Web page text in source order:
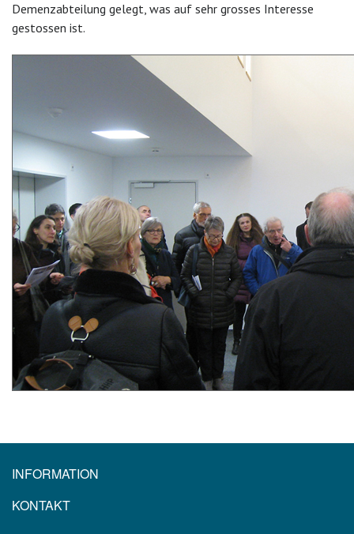
Demenzabteilung gelegt, was auf sehr grosses Interesse
gestossen ist.
INFORMATION
KONTAKT